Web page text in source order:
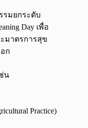
รมยกระดับ
Day เพื่อ
มาตรการสุข
ก
น
Practice)